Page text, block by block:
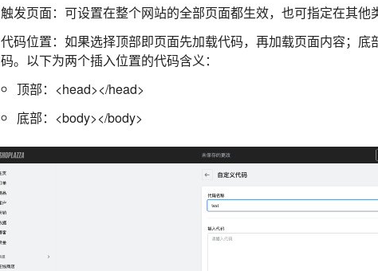
触发页面：可设置在整个网站的全部页面都生效，也可指定在其他
代码位置：如果选择顶部即页面先加载代码，再加载页面内容；底
码。以下为两个插入位置的代码含义：
顶部：<head></head>
底部：<body></body>